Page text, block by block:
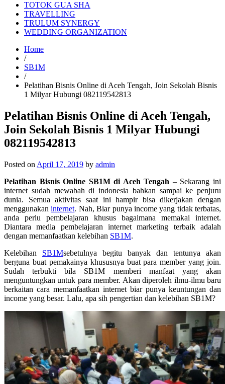
TOTOK GUA SHA
TRAVELLING
TRULUM SYNERGY
WEDDING ORGANIZATION
Home
/
SB1M
/
Pelatihan Bisnis Online di Aceh Tengah, Join Sekolah Bisnis
1 Milyar Hubungi 082119542813
Pelatihan Bisnis Online di Aceh Tengah,
Join Sekolah Bisnis 1 Milyar Hubungi
082119542813
Posted on April 17, 2019 by admin
Pelatihan Bisnis Online SB1M di Aceh Tengah – Sekarang ini
internet sudah mewabah di indonesia bahkan sampai ke penjuru
dunia. Semua aktivitas saat ini hampir bisa dikerjakan dengan
menggunakaninternet. Nah, Biar punya income yang tidak terbatas,
anda perlu pembelajaran khusus bagaimana memakai internet.
Diantara media pembelajaran internet marketing terbaik adalah
dengan memanfaatkan kelebihan SB1M.
Kelebihan SB1Msebetulnya begitu banyak dan tentunya akan
berguna buat pemakainya khususnya buat para member yang join.
Sudah terbukti bila SB1M memberi manfaat yang akan
menguntungkan untuk para member. Akan diperoleh ilmu-ilmu baru
berkaitan cara memanfaatkan internet biar punya keuntungan dan
income yang besar. Lalu, apa sih pengertian dan kelebihan SB1M?